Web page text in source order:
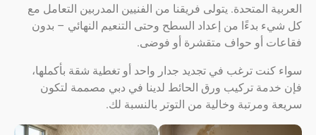
المتحدة. يتولى فريقنا من الفنيين المدربين التعامل مع
بدءًا من إعداد السطح وحتى التنعيم النهائي – بدون
أو حواف متقشرة أو فوضى.
ترغب في تجديد جدار واحد أو تغطية شقة بأكملها،
تركيب ورق الحائط لدينا في دبي مصممة لتكون
ومرتبة وخالية من التوتر بالنسبة لك.